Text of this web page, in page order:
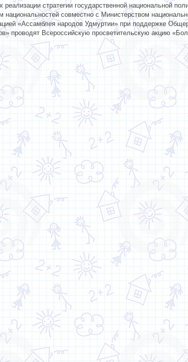
реализации стратегии государственной национальной
национальностей совместно с Министерством
«Ассамблея народов Удмуртии» при поддержке
проводят Всероссийскую просветительскую акцию